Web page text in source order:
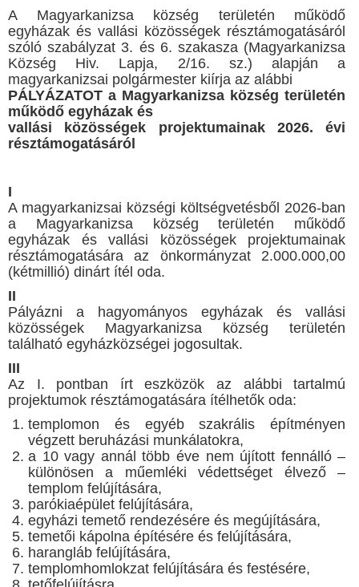
A Magyarkanizsa község területén működő
egyházak és vallási közösségek résztámogatásáról
szóló szabályzat 3. és 6. szakasza (Magyarkanizsa
Község Hiv. Lapja, 2/16. sz.) alapján a
magyarkanizsai polgármester kiírja az alábbi
PÁLYÁZATOT a Magyarkanizsa község területén
működő egyházak és
vallási közösségek projektumainak 2026. évi
résztámogatásáról
I
A magyarkanizsai községi költségvetésből 2026-ban
a Magyarkanizsa község területén működő
egyházak és vallási közösségek projektumainak
résztámogatására az önkormányzat 2.000.000,00
(kétmillió) dinárt ítél oda.
II
Pályázni a hagyományos egyházak és vallási
közösségek Magyarkanizsa község területén
található egyházközségei jogosultak.
III
Az I. pontban írt eszközök az alábbi tartalmú
projektumok résztámogatására ítélhetők oda:
templomon és egyéb szakrális építményen
végzett beruházási munkálatokra,
a 10 vagy annál több éve nem újított fennálló –
különösen a műemléki védettséget élvező –
templom felújítására,
parókiaépület felújítására,
egyházi temető rendezésére és megújítására,
temetői kápolna építésére és felújítására,
harangláb felújítására,
templomhomlokzat felújítására és festésére,